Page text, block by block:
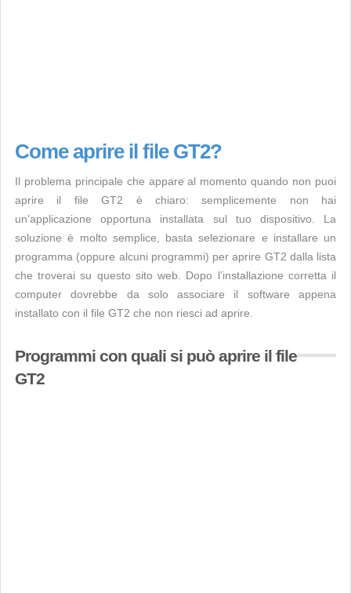
Come aprire il file GT2?
Il problema principale che appare al momento quando non puoi
aprire il file GT2 è chiaro: semplicemente non hai
un’applicazione opportuna installata sul tuo dispositivo. La
soluzione è molto semplice, basta selezionare e installare un
programma (oppure alcuni programmi) per aprire GT2 dalla lista
che troverai su questo sito web. Dopo l’installazione corretta il
computer dovrebbe da solo associare il software appena
installato con il file GT2 che non riesci ad aprire.
Programmi con quali si può aprire il file
GT2